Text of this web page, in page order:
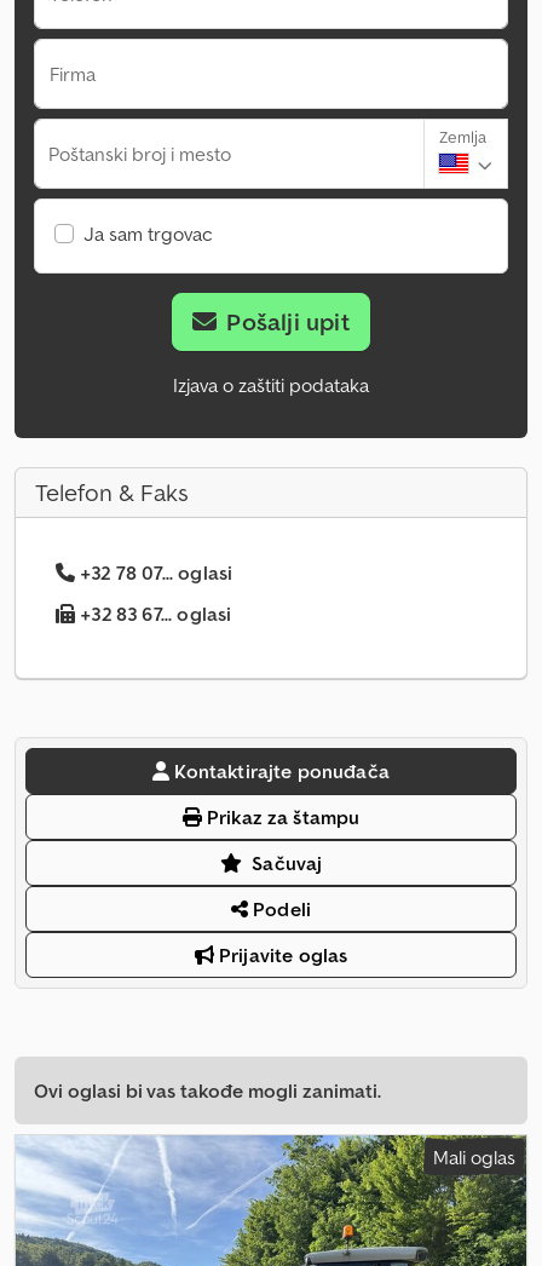
Firma
Poštanski broj i mesto
Zemlja
Ja sam trgovac
Pošalji upit
Izjava o zaštiti podataka
Telefon & Faks
+32 78 07... oglasi
+32 83 67... oglasi
Kontaktirajte ponuđača
Prikaz za štampu
Sačuvaj
Podeli
Prijavite oglas
Ovi oglasi bi vas takođe mogli zanimati.
Mali oglas